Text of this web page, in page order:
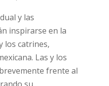
y las
inspirarse en la
los catrines,
Las y los
frente al